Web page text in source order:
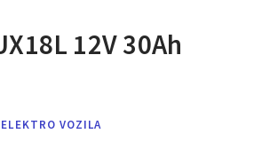
12V 30Ah
VOZILA